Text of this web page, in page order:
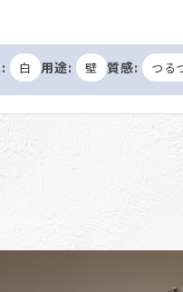
白 用途: 壁 質感: つる